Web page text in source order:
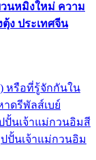
วนหมิงใหม่ ความ
ง ประเทศจีน
) หรือที่รู้จักกันใน
ดรีพัลส์เบย์
ปปั้นเจ้าแม่กวนอิมสี
ปั้นเจ้าแม่กวนอิม